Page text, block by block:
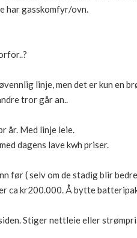
har gasskomfyr/ovn.
linje, men det er kun en
tror går an..
år. Med linje leie.
dagens lave kwh priser.
før ( selv om de stadig blir
ca kr200.000. Å bytte
Stiger nettleie eller